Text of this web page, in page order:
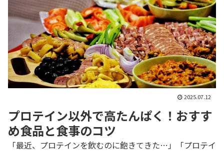
2025.07.12
プロテイン以外で高たんぱく！おすす
め食品と食事のコツ
「最近、プロテインを飲むのに飽きてきた…」「プロテイ